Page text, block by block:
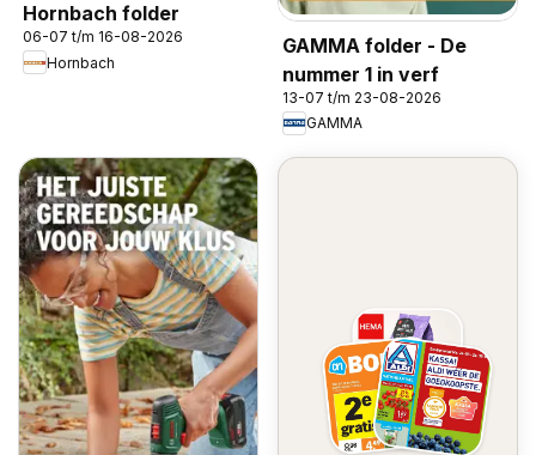
Hornbach folder
06-07 t/m 16-08-2026
Hornbach
GAMMA folder - De
nummer 1 in verf
13-07 t/m 23-08-2026
GAMMA